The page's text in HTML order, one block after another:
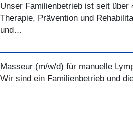
Unser Familienbetrieb ist seit
Therapie, Prävention und
und…
Masseur (m/w/d) für manuelle
Wir sind ein Familienbetrieb und